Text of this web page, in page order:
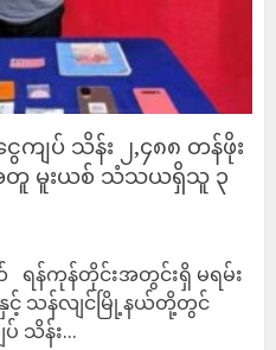
ျပ် သိန်း ၂,၄၈၈ တန်ဖိုး
င့်အတူ မူးယစ် သံသယရှိသူ ၃
ရန်ကုန်တိုင်းအတွင်းရှိ မရမ်း
င့် သန်လျင်မြို့နယ်တို့တွင်
သိန်း...